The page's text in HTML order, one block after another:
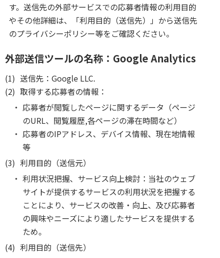
す。送信先の外部サービスでの応募者情報の利用目的
やその他詳細は、「利用目的（送信先）」から送信先
のプライバシーポリシー等をご確認ください。
外部送信ツールの名称：Google Analytics
(1) 送信先：Google LLC.
(2) 取得する応募者の情報：
・ 応募者が閲覧したページに関するデータ（ページ
のURL、閲覧履歴,各ページの滞在時間など）
・ 応募者のIPアドレス、デバイス情報、現在地情報
等
(3) 利用目的（送信元）
・ 利用状況把握、サービス向上検討：当社のウェブ
サイトが提供するサービスの利用状況を把握する
ことにより、サービスの改善・向上、及び応募者
の興味やニーズにより適したサービスを提供する
ため。
(4) 利用目的（送信先）